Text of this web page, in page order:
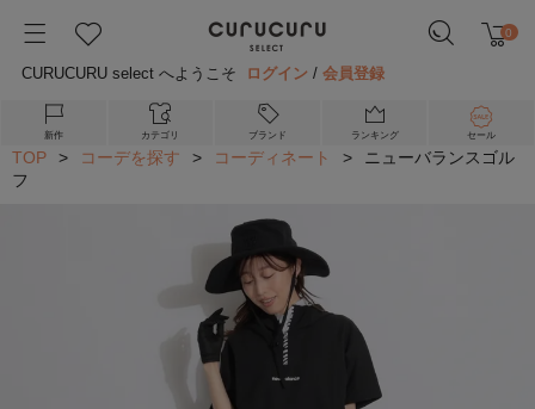
0
CURUCURU select へようこそ ログイン /会員登録
新作 カテゴリ ブランド ランキング セール
TOP > コーデを探す > コーディネート >
ニューバランスゴル
フ